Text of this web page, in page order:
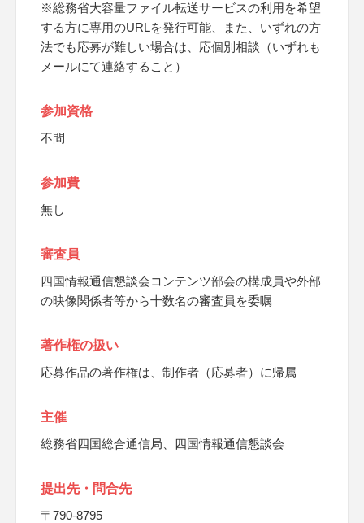
※総務省大容量ファイル転送サービスの利用を希望
する方に専用のURLを発行可能、また、いずれの方
法でも応募が難しい場合は、応個別相談（いずれも
メールにて連絡すること）
参加資格
不問
参加費
無し
審査員
四国情報通信懇談会コンテンツ部会の構成員や外部
の映像関係者等から十数名の審査員を委嘱
著作権の扱い
応募作品の著作権は、制作者（応募者）に帰属
主催
総務省四国総合通信局、四国情報通信懇談会
提出先・問合先
〒790-8795